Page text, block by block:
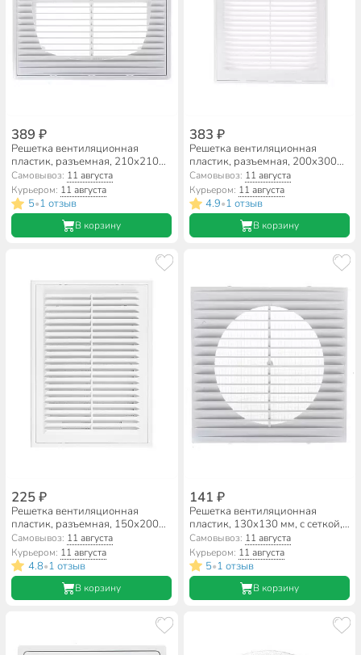
389 ₽
Решетка вентиляционная
пластик, разъемная, 210х210
мм, с сеткой, Event, 2121П
Самовывоз: 11 августа
Курьером: 11 августа
5•1 отзыв
В корзину
383 ₽
Решетка вентиляционная
пластик, разъемная, 200х300
мм, с сеткой, Event, 2030М/Р/С
Самовывоз: 11 августа
Курьером: 11 августа
4.9•1 отзыв
В корзину
225 ₽
Решетка вентиляционная
пластик, разъемная, 150х200
мм, с сеткой, Event, 1520М/Р/С
Самовывоз: 11 августа
Курьером: 11 августа
4.8•1 отзыв
В корзину
141 ₽
Решетка вентиляционная
пластик, 130х130 мм, с сеткой,
Event, 1313Г
Самовывоз: 11 августа
Курьером: 11 августа
5•1 отзыв
В корзину